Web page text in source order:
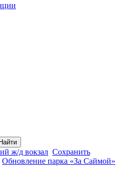
Найти
ж/д вокзал Сохранить
Обновление парка «За Саймой»